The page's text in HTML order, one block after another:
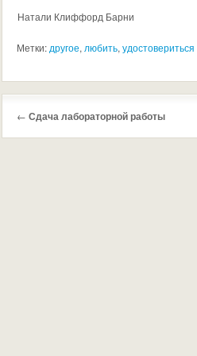
Натали Клиффорд Барни
Метки: другое, любить, удостовериться
← Сдача лабораторной работы